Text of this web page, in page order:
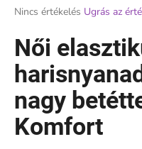
A
átlagos
értékelése
5-
ből
csillag.
Nincs értékelés Ugrás az
Női
nagy
Komfort
A
j
á
l
j
u